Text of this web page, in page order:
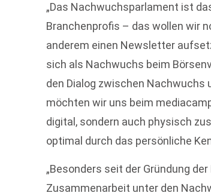
„Das Nachwuchsparlament ist
Branchenprofis – das wollen wir
anderem einen Newsletter
sich als Nachwuchs beim
den Dialog zwischen Nachwuchs
möchten wir uns beim
digital, sondern auch physisch
optimal durch das persönliche
„Besonders seit der Gründung
Zusammenarbeit unter den